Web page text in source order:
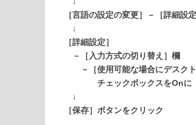
［言語の設定の変更］－［詳細設
↓
［詳細設定］
－［入力方式の切り替え］欄
－［使用可能な場合にデスクト
チェックボックスをOnに
↓
［保存］ボタンをクリック